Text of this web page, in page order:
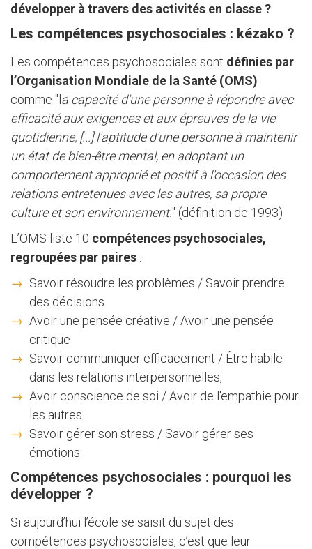
développer à travers des activités en classe ?
Les compétences psychosociales : kézako ?
Les compétences psychosociales sont définies par
l’Organisation Mondiale de la Santé (OMS)
comme "la capacité d'une personne à répondre avec
efficacité aux exigences et aux épreuves de la vie
quotidienne, [...] l'aptitude d'une personne à maintenir
un état de bien-être mental, en adoptant un
comportement approprié et positif à l'occasion des
relations entretenues avec les autres, sa propre
culture et son environnement." (définition de 1993)
L’OMS liste 10 compétences psychosociales,
regroupées par paires :
Savoir résoudre les problèmes / Savoir prendre
des décisions
Avoir une pensée créative / Avoir une pensée
critique
Savoir communiquer efficacement / Être habile
dans les relations interpersonnelles,
Avoir conscience de soi / Avoir de l'empathie pour
les autres
Savoir gérer son stress / Savoir gérer ses
émotions
Compétences psychosociales : pourquoi les
développer ?
Si aujourd’hui l’école se saisit du sujet des
compétences psychosociales, c’est que leur